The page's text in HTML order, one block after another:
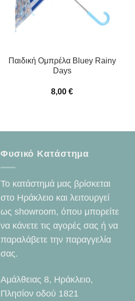
Παιδική Ομπρέλα Bluey Rainy
Days
8,00€
Φυσικό Κατάστημα
Το κατάστημά μας βρίσκεται
στο Ηράκλειο και λειτουργεί
ως showroom, όπου μπορείτε
να κάνετε τις αγορές σας ή να
παραλάβετε την παραγγελία
σας.
Αμάλθειας 8, Ηράκλειο,
Πλησίον οδού 1821